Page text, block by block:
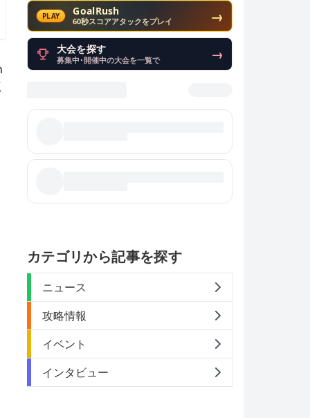
PLAY GoalRush
60秒スコアアタックをプレイ →
大会を探す
募集中・開催中の大会を一覧で →
カテゴリから記事を探す
ニュース
攻略情報
イベント
インタビュー